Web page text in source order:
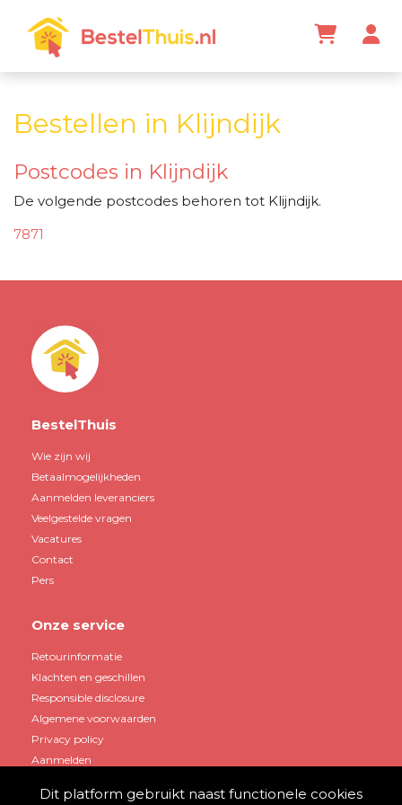
Bestellen in Klijndijk
Postcodes in Klijndijk
De volgende postcodes behoren tot Klijndijk.
7871
BestelThuis
Wie zijn wij
Betaalmogelijkheden
Aanmelden leveranciers
Veelgestelde vragen
Vacatures
Contact
Pers
Onze service
Retourinformatie
Klachten en geschillen
Responsible disclosure
Algemene voorwaarden
Privacy policy
Aanmelden
Dit platform gebruikt naast functionele cookies